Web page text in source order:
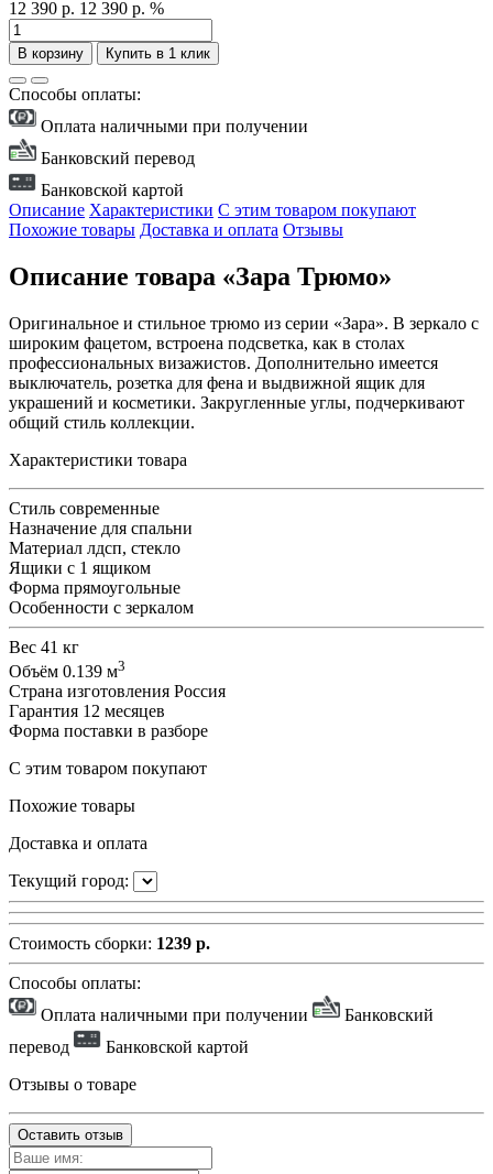
12 390 р. 12 390 р. %
В корзину Купить в 1 клик
Способы оплаты:
Оплата наличными при получении
Банковский перевод
Банковской картой
Описание Характеристики С этим товаром покупают
Похожие товары Доставка и оплата Отзывы
Описание товара «Зара Трюмо»
Оригинальное и стильное трюмо из серии «Зара». В зеркало с
широким фацетом, встроена подсветка, как в столах
профессиональных визажистов. Дополнительно имеется
выключатель, розетка для фена и выдвижной ящик для
украшений и косметики. Закругленные углы, подчеркивают
общий стиль коллекции.
Характеристики товара
Стиль современные
Назначение для спальни
Материал лдсп, стекло
Ящики с 1 ящиком
Форма прямоугольные
Особенности с зеркалом
Вес 41 кг
Объём 0.139 м3
Страна изготовления Россия
Гарантия 12 месяцев
Форма поставки в разборе
С этим товаром покупают
Похожие товары
Доставка и оплата
Текущий город:
Стоимость сборки: 1239 р.
Способы оплаты:
Оплата наличными при получении
Банковский
перевод
Банковской картой
Отзывы о товаре
Оставить отзыв